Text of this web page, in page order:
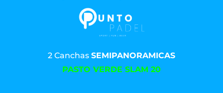
2 Canchas SEMIPANORAMICAS
PASTO VERDE SLAM 20